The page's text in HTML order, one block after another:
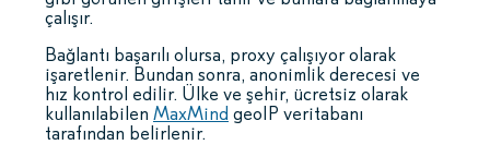
çalışır.
Bağlantı başarılı olursa, proxy çalışıyor olarak
işaretlenir. Bundan sonra, anonimlik derecesi ve
hız kontrol edilir. Ülke ve şehir, ücretsiz olarak
kullanılabilen MaxMind geoIP veritabanı
tarafından belirlenir.